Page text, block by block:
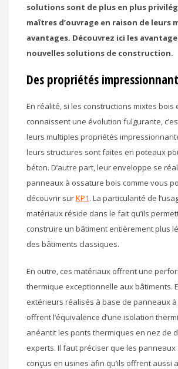
solutions sont de plus en plus
maîtres d’ouvrage en raison de leurs
avantages. Découvrez ici les
nouvelles solutions de construction.
Des propriétés
En réalité, si les constructions mixtes bois
connaissent une évolution fulgurante,
leurs multiples propriétés
leurs structures sont faites en poteaux
béton. D’autre part, leur enveloppe se
panneaux à ossature bois comme vous
découvrir surKP1. La particularité de
matériaux réside dans le fait qu’ils
construire un bâtiment entièrement plus
des bâtiments classiques.
En outre, ces matériaux offrent une
thermique exceptionnelle aux bâtiments.
extérieurs réalisés à base de panneaux
offrent l’équivalence d’une isolation
anéantit les ponts thermiques en nez de
experts. Il faut préciser que les
conçus en usines afin qu’ils offrent aussi